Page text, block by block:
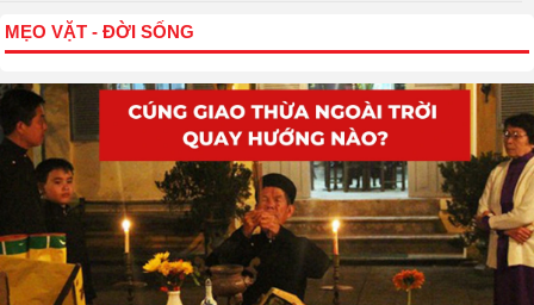
MẸO VẶT - ĐỜI SỐNG